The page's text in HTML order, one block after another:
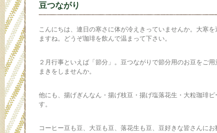
豆つながり
こんにちは、連日の寒さに体が冷えきっていませんか。大寒
ますね。どうぞ珈琲を飲んで温まって下さい。
２月行事といえば「節分」。豆つながりで節分用のお豆をご
まきをしませんか。
他にも、揚げぎんなん・揚げ枝豆・揚げ塩落花生・大粒珈琲
す。
コーヒー豆も豆、大豆も豆、落花生も豆、豆好きな皆さんにお